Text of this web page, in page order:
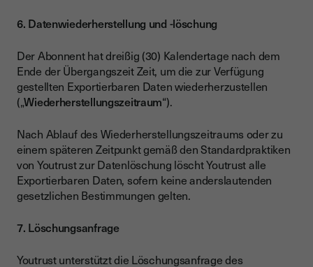
6. Datenwiederherstellung und -löschung
Der Abonnent hat dreißig (30) Kalendertage nach dem
Ende der Übergangszeit Zeit, um die zur Verfügung
gestellten Exportierbaren Daten wiederherzustellen
(„Wiederherstellungszeitraum“).
Nach Ablauf des Wiederherstellungszeitraums oder zu
einem späteren Zeitpunkt gemäß den Standardpraktiken
von Youtrust zur Datenlöschung löscht Youtrust alle
Exportierbaren Daten, sofern keine anderslautenden
gesetzlichen Bestimmungen gelten.
7. Löschungsanfrage
Youtrust unterstützt die Löschungsanfrage des